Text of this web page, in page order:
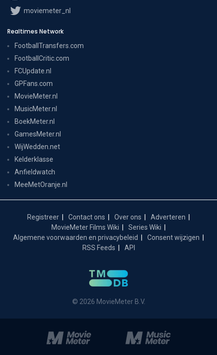
moviemeter_nl
Realtimes Network
FootballTransfers.com
FootballCritic.com
FCUpdate.nl
GPFans.com
MovieMeter.nl
MusicMeter.nl
BoekMeter.nl
GamesMeter.nl
WijWedden.net
Kelderklasse
Anfieldwatch
MeeMetOranje.nl
Registreer Contact ons Over ons
Adverteren
MovieMeter Films Wiki
Series Wiki
Algemene voorwaarden en privacybeleid
Consent wijzigen
RSS Feeds
API
© 2026 MovieMeter B.V.